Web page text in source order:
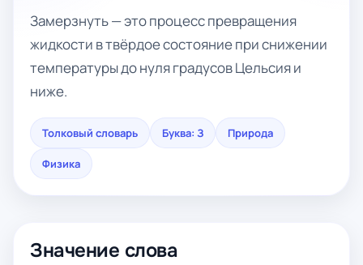
Замерзнуть — это процесс превращения
жидкости в твёрдое состояние при снижении
температуры до нуля градусов Цельсия и
ниже.
Толковый словарь Буква: З Природа
Физика
Значение слова